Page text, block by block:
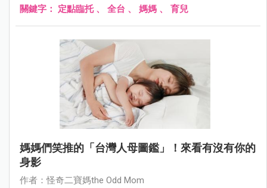
關鍵字： 定點臨托、 全台 、 媽媽 、 育兒
媽媽們笑推的「台灣人母圖鑑」！來看有沒有你的
身影
作者：怪奇二寶媽the Odd Mom